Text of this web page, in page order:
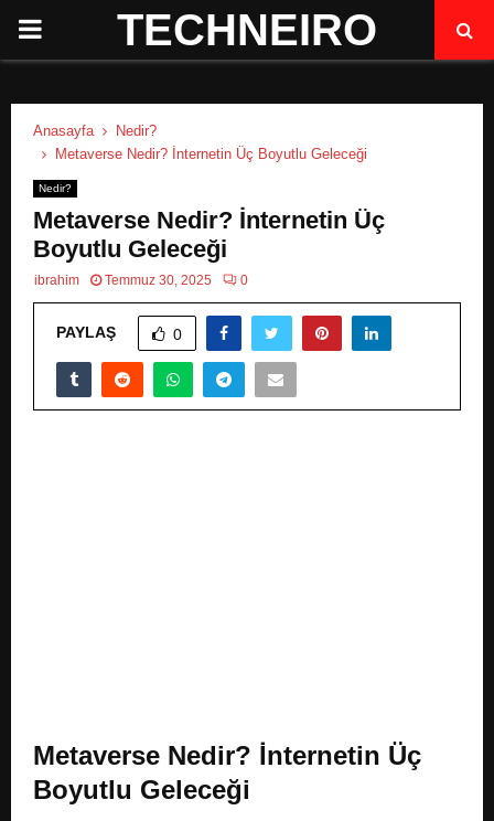
P
M
A
TECHNEIRO
Anasayfa
Nedir?
Metaverse Nedir? İnternetin Üç Boyutlu Geleceği
Nedir?
Metaverse Nedir? İnternetin Üç
Boyutlu Geleceği
ibrahim Temmuz 30, 2025 0
PAYLAŞ 0
Metaverse Nedir? İnternetin Üç
Boyutlu Geleceği